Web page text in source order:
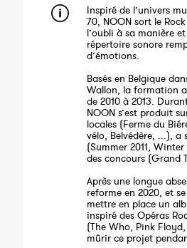
Inspiré de l’univers
70, NOON sort le
l’oubli à sa manière
répertoire sonore
d’émotions.
Basés en Belgique
Wallon, la formation
de 2010 à 2013.
NOON s’est produit
locales (Ferme du
vélo, Belvédère, ...), a
(Summer 2011,
des concours (Grand
Après une longue
reforme en 2020, et
mettre en place un
inspiré des Opéras
(The Who, Pink
mûrir ce projet